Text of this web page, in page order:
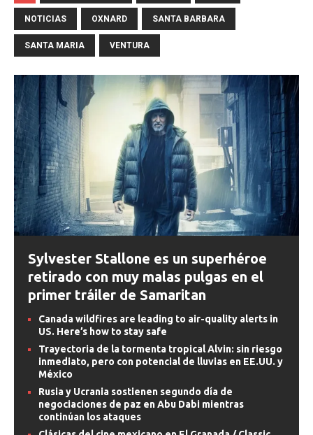
NOTICIAS OXNARD SANTA BARBARA
SANTA MARIA VENTURA
Sylvester Stallone es un superhéroe
retirado con muy malas pulgas en el
primer tráiler de Samaritan
Canada wildfires are leading to air-quality alerts in
US. Here’s how to stay safe
Trayectoria de la tormenta tropical Alvin: sin riesgo
inmediato, pero con potencial de lluvias en EE.UU. y
México
Rusia y Ucrania sostienen segundo día de
negociaciones de paz en Abu Dabi mientras
continúan los ataques